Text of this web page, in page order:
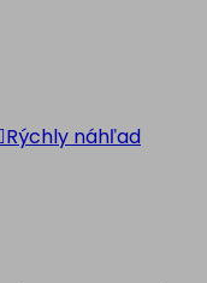
Rýchly náhľad